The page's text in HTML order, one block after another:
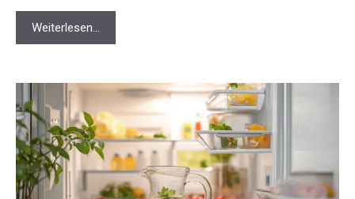
Weiterlesen…